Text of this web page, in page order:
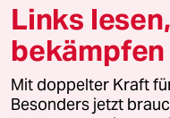
Veranstaltungen
Demnächst
Links
bekämpfen
Mit doppelter Kraft
Besonders jetzt